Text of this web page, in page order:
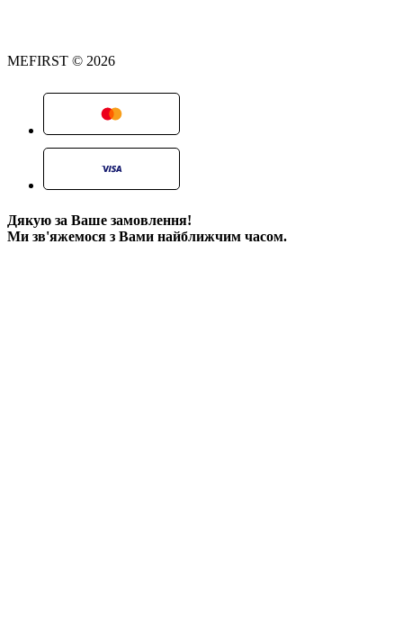
MEFIRST © 2026
Дякую за Ваше замовлення!
Ми зв'яжемося з Вами найближчим часом.